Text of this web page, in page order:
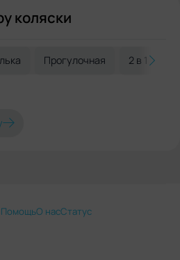
коляски
Прогулочная 2 в 1
ПомощьО насСтатус